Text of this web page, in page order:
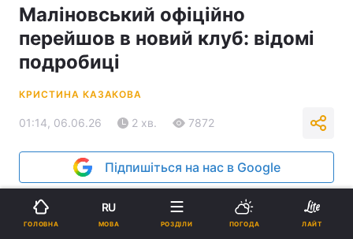
Маліновський офіційно
перейшов в новий клуб: відомі
подробиці
КРИСТИНА КАЗАКОВА
01:14, 06.06.26 2 хв. 7872
Підпишіться на нас в Google
ГОЛОВНА
RU
МОВА РОЗДІЛИ ПОГОДА ЛАЙТ